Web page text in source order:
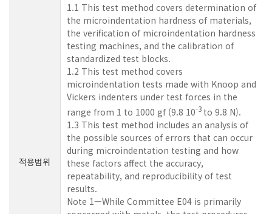
적용범위
1.1 This test method covers determination of
the microindentation hardness of materials,
the verification of microindentation hardness
testing machines, and the calibration of
standardized test blocks.
1.2 This test method covers
microindentation tests made with Knoop and
Vickers indenters under test forces in the
range from 1 to 1000 gf (9.8 10-3 to 9.8 N).
1.3 This test method includes an analysis of
the possible sources of errors that can occur
during microindentation testing and how
these factors affect the accuracy,
repeatability, and reproducibility of test
results.
Note 1—While Committee E04 is primarily